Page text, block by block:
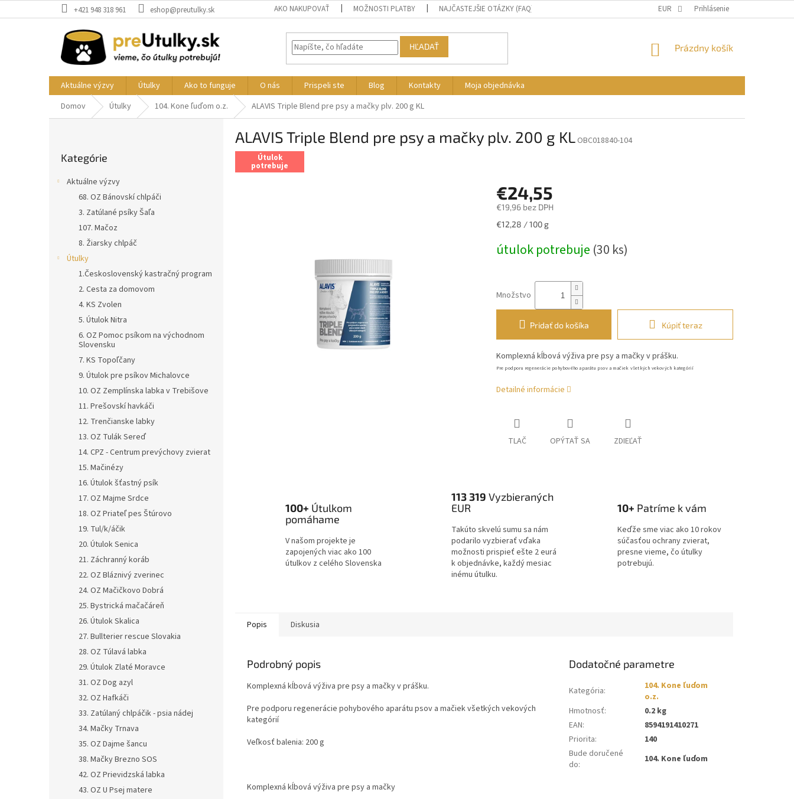
na
+421 948 318 961 eshop@preutulky.sk AKO NAKUPOVAŤ MOŽNOSTI PLATBY NAJČASTEJŠIE OTÁZKY (FAQ) PODMIENKY OCHRANY OSOBNÝCH
EUR Prihlásenie
HĽADAŤ
NÁKUPNÝ
Prázdny košík
Aktuálne výzvy Útulky Ako to funguje O nás Prispeli ste Blog Kontakty
Moja objednávka
Domov
Útulky 104. Kone ľuďom o.z. ALAVIS Triple Blend pre psy a mačky plv. 200 g KL
kategórie
Kategórie
Aktuálne výzvy
68. OZ Bánovskí chlpáči
3. Zatúlané psíky Šaľa
107. Mačoz
8. Žiarsky chlpáč
Útulky
1.Československý kastračný program
2. Cesta za domovom
4. KS Zvolen
5. Útulok Nitra
6. OZ Pomoc psíkom na východnom
Slovensku
7. KS Topoľčany
9. Útulok pre psíkov Michalovce
10. OZ Zemplínska labka v Trebišove
11. Prešovskí havkáči
12. Trenčianske labky
13. OZ Tulák Sereď
14. CPZ - Centrum prevýchovy zvierat
15. Mačinézy
16. Útulok šťastný psík
17. OZ Majme Srdce
18. OZ Priateľ pes Štúrovo
19. Tul/k/áčik
20. Útulok Senica
21. Záchranný koráb
22. OZ Bláznivý zverinec
24. OZ Mačičkovo Dobrá
25. Bystrická mačačáreň
26. Útulok Skalica
27. Bullterier rescue Slovakia
28. OZ Túlavá labka
29. Útulok Zlaté Moravce
31. OZ Dog azyl
32. OZ Hafkáči
33. Zatúlaný chlpáčik - psia nádej
34. Mačky Trnava
35. OZ Dajme šancu
38. Mačky Brezno SOS
42. OZ Prievidzská labka
43. OZ U Psej matere
ALAVIS Triple Blend pre psy a mačky plv. 200 g KL OBC018840-104
Útulok
potrebuje
€24,55
€19,96 bez DPH
Jednotková
€12,28 / 100 g
útulok potrebuje (30 ks)
Množstvo
Pridať do košíka Kúpiť teraz
Komplexná kĺbová výživa pre psy a mačky v prášku.
Pre podporu regenerácie pohybového aparátu psov a mačiek všetkých vekových kategórií
Detailné informácie
TLAČ OPÝTAŤ SA ZDIEĽAŤ
100+ Útulkom
pomáhame
V našom projekte je
zapojených viac ako 100
útulkov z celého Slovenska
113 319 Vyzbieraných
EUR
Takúto skvelú sumu sa nám
podarilo vyzbierať vďaka
možnosti prispieť ešte 2 eurá
k objednávke, každý mesiac
inému útulku.
10+ Patríme k vám
Keďže sme viac ako 10 rokov
súčasťou ochrany zvierat,
presne vieme, čo útulky
potrebujú.
Popis Diskusia
Podrobný popis
Komplexná kĺbová výživa pre psy a mačky v prášku.
Pre podporu regenerácie pohybového aparátu psov a mačiek všetkých vekových
kategórií
Veľkosť balenia: 200 g
Komplexná kĺbová výživa pre psy a mačky
Dodatočné parametre
Kategória:
104. Kone ľuďom
o.z.
Hmotnosť:
0.2 kg
EAN:
8594191410271
Priorita:
140
Bude doručené
do: 104. Kone ľuďom